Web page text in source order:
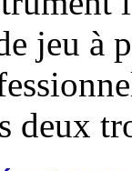
jeu à
deux